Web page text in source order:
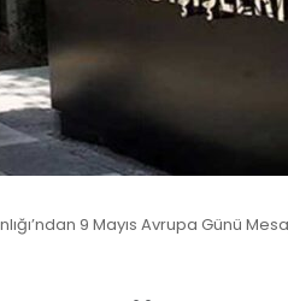
9 Mayıs Avrupa Günü